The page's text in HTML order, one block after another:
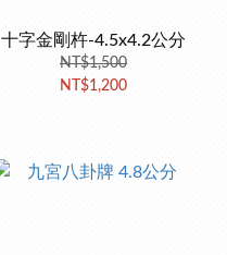
十字金剛杵-4.5x4.2公分
NT$1,500
NT$1,200